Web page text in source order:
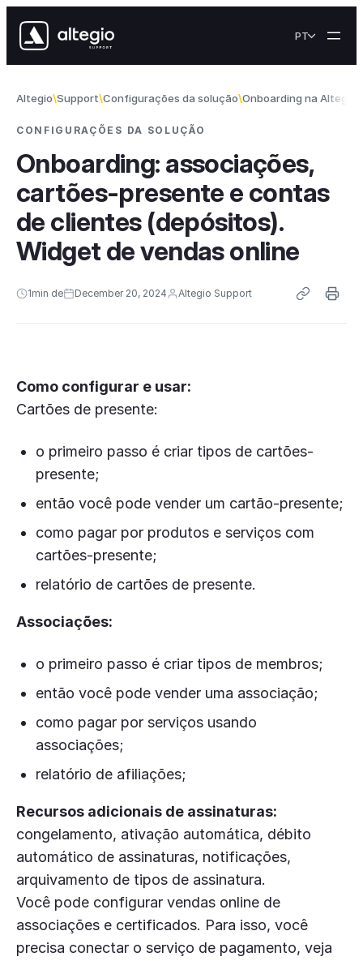
PT
Altegio Support Configurações da solução Onboarding na Altegio
CONFIGURAÇÕES DA SOLUÇÃO
Onboarding: associações,
cartões-presente e contas
de clientes (depósitos).
Widget de vendas online
1min de December 20, 2024 Altegio Support
Como configurar e usar:
Cartões de presente:
o primeiro passo é criar tipos de cartões-
presente;
então você pode vender um cartão-presente;
como pagar por produtos e serviços com
cartões-presente;
relatório de cartões de presente.
Associações:
o primeiro passo é criar tipos de membros;
então você pode vender uma associação;
como pagar por serviços usando
associações;
relatório de afiliações;
Recursos adicionais de assinaturas:
congelamento, ativação automática, débito
automático de assinaturas, notificações,
arquivamento de tipos de assinatura.
Você pode configurar vendas online de
associações e certificados. Para isso, você
precisa conectar o serviço de pagamento, veja